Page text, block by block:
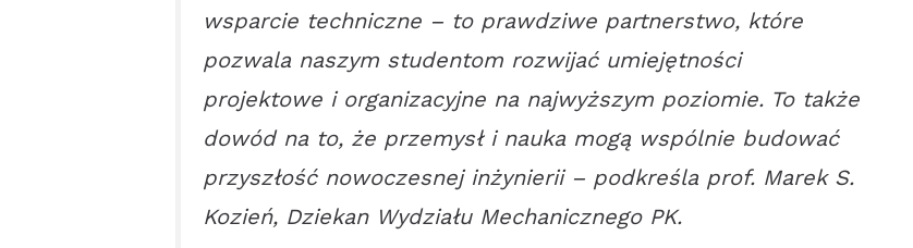
wsparcie techniczne – to prawdziwe partnerstwo, które
pozwala naszym studentom rozwijać umiejętności
projektowe i organizacyjne na najwyższym poziomie. To także
dowód na to, że przemysł i nauka mogą wspólnie budować
przyszłość nowoczesnej inżynierii – podkreśla prof. Marek S.
Kozień, Dziekan Wydziału Mechanicznego PK.